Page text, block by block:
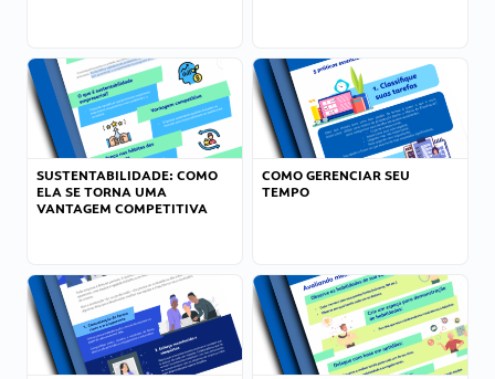
SUSTENTABILIDADE: COMO
ELA SE TORNA UMA
VANTAGEM COMPETITIVA
COMO GERENCIAR SEU
TEMPO